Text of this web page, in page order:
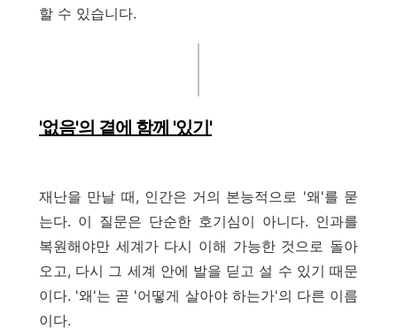
할 수 있습니다.
'없음'의 곁에 함께 '있기'
재난을 만날 때, 인간은 거의 본능적으로 '왜'를 묻
는다. 이 질문은 단순한 호기심이 아니다. 인과를
복원해야만 세계가 다시 이해 가능한 것으로 돌아
오고, 다시 그 세계 안에 발을 딛고 설 수 있기 때문
이다. '왜'는 곧 '어떻게 살아야 하는가'의 다른 이름
이다.